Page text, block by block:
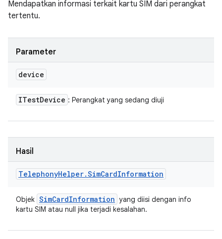
Mendapatkan informasi terkait kartu SIM dari perangkat
tertentu.
Parameter
device
ITestDevice : Perangkat yang sedang diuji
Hasil
TelephonyHelper.SimCardInformation
Objek SimCardInformation yang diisi dengan info
kartu SIM atau null jika terjadi kesalahan.